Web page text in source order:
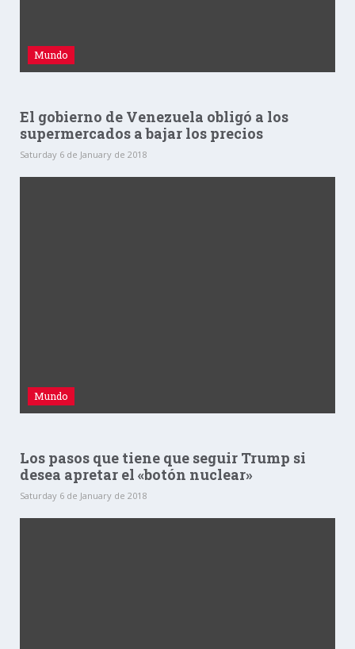
Mundo
El gobierno de Venezuela obligó a los
supermercados a bajar los precios
Saturday 6 de January de 2018
Mundo
Los pasos que tiene que seguir Trump si
desea apretar el «botón nuclear»
Saturday 6 de January de 2018